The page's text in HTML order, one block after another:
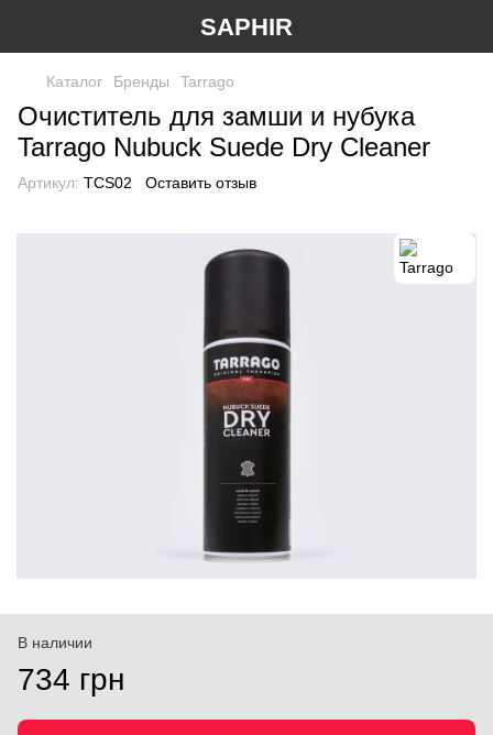
SAPHIR
Каталог Бренды Tarrago
Очиститель для замши и нубука
Tarrago Nubuck Suede Dry Cleaner
Артикул: TCS02 Оставить отзыв
В наличии
734 грн